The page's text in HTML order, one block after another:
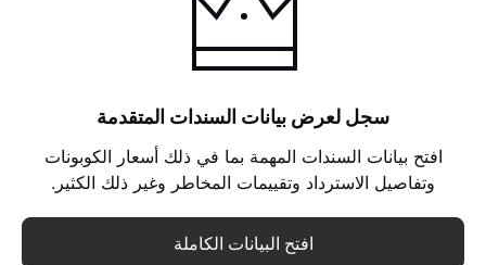
سجل لعرض بيانات السندات المتقدمة
افتح بيانات السندات المهمة بما في ذلك أسعار الكوبونات
وتفاصيل الاسترداد وتقييمات المخاطر وغير ذلك الكثير.
افتح البيانات الكاملة